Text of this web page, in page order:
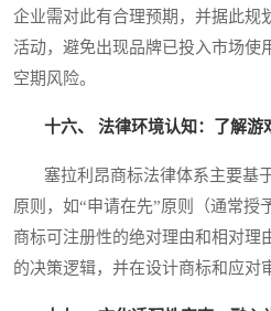
企业需对此有合理预期，并据此规
活动，避免出现品牌已投入市场使
空期风险。
十六、 法律环境认知：了解游
塞拉利昂商标法律体系主要基
原则，如“申请在先”原则（通常授
商标可注册性的绝对理由和相对理
的决策逻辑，并在设计商标和应对